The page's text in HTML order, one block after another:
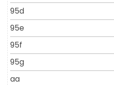
95d
95e
95f
95g
aa